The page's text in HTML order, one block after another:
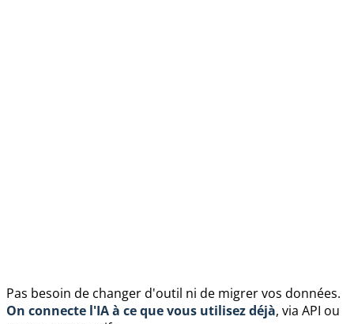
Pas besoin de changer d'outil ni de migrer vos données.
On connecte l'IA à ce que vous utilisez déjà, via API ou